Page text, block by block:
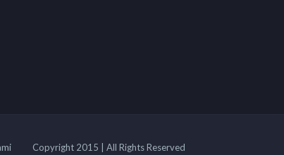
Copyright 2015 | All Rights Reserved